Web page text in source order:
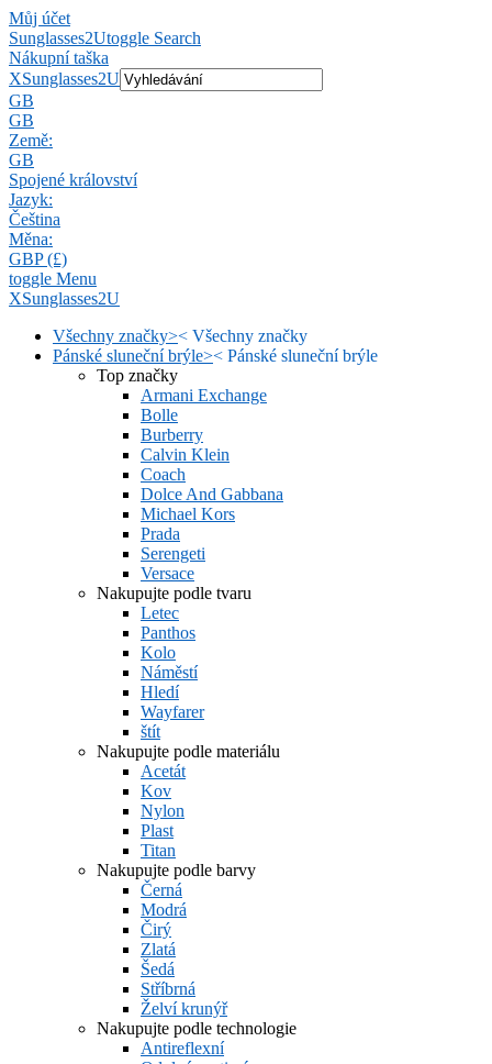
Můj účet
Sunglasses2Utoggle Search
Nákupní taška
XSunglasses2U
GB
GB
Země:
GB
Spojené království
Jazyk:
Čeština
Měna:
GBP (£)
toggle Menu
XSunglasses2U
Všechny značky>< Všechny značky
Pánské sluneční brýle>< Pánské sluneční brýle
Top značky
Armani Exchange
Bolle
Burberry
Calvin Klein
Coach
Dolce And Gabbana
Michael Kors
Prada
Serengeti
Versace
Nakupujte podle tvaru
Letec
Panthos
Kolo
Náměstí
Hledí
Wayfarer
štít
Nakupujte podle materiálu
Acetát
Kov
Nylon
Plast
Titan
Nakupujte podle barvy
Černá
Modrá
Čirý
Zlatá
Šedá
Stříbrná
Želví krunýř
Nakupujte podle technologie
Antireflexní